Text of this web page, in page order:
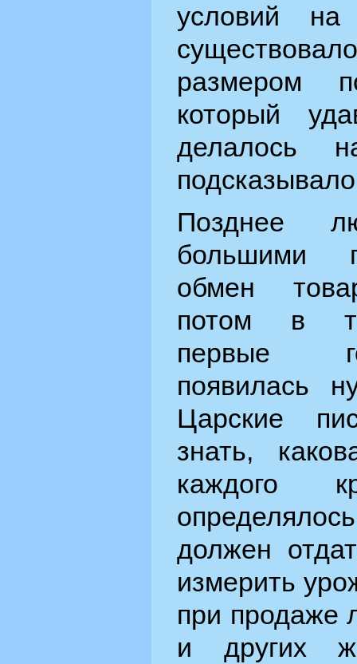
условий
размером
который
делалось
Позднее
большими
обмен
потом в
первые
появилась
Царские
знать,
каждого
должен
измерить
при продаже
и других